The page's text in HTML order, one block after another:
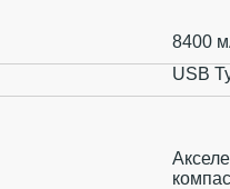
8400
USB
компас